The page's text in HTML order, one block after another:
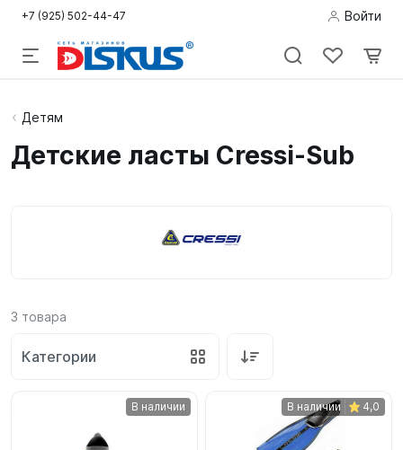
+7 (925) 502-44-47 Войти
Подводная
сёрфинг
Детям
Детские ласты Cressi-Sub
3 товара
Категории
В наличии В наличии 4,0